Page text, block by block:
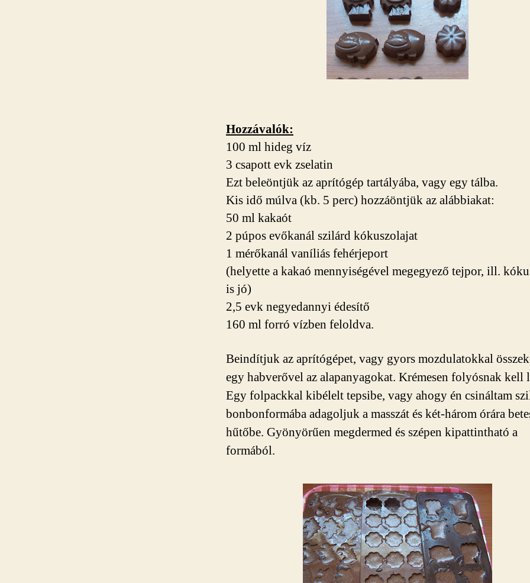
Hozzávalók:
100 ml hideg víz
3 csapott evk zselatin
Ezt beleöntjük az aprítógép tartályába, vagy egy tálba.
Kis idő múlva (kb. 5 perc) hozzáöntjük az alábbiakat:
50 ml kakaót
2 púpos evőkanál szilárd kókuszolajat
1 mérőkanál vaníliás fehérjeport
(helyette a kakaó mennyiségével megegyező tejpor, ill.
is jó)
2,5 evk negyedannyi édesítő
160 ml forró vízben feloldva.
Beindítjuk az aprítógépet, vagy gyors mozdulatokkal
egy habverővel az alapanyagokat. Krémesen folyósnak kell
Egy folpackkal kibélelt tepsibe, vagy ahogy én csináltam
bonbonformába adagoljuk a masszát és két-három órára
hűtőbe. Gyönyörűen megdermed és szépen kipattintható a
formából.